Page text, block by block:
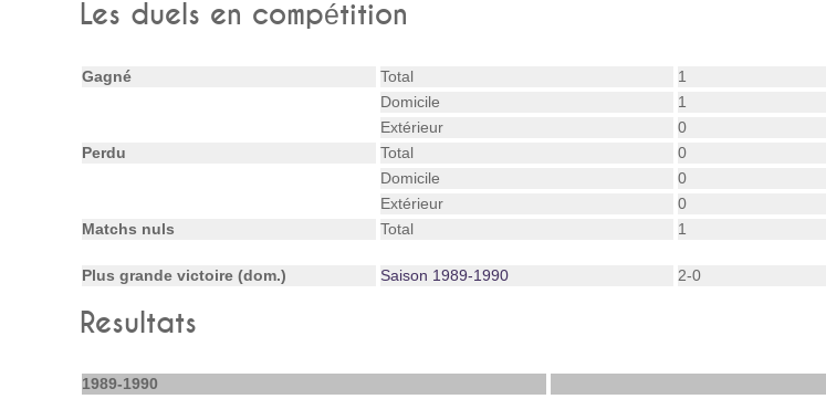
Les duels en compétition
Gagné Total
1
Domicile
1
Extérieur
0
Perdu
Total
0
Domicile
0
Extérieur
0
Matchs nuls
Total 1
Plus grande victoire (dom.) Saison 1989-1990 2-0
Resultats
1989-1990